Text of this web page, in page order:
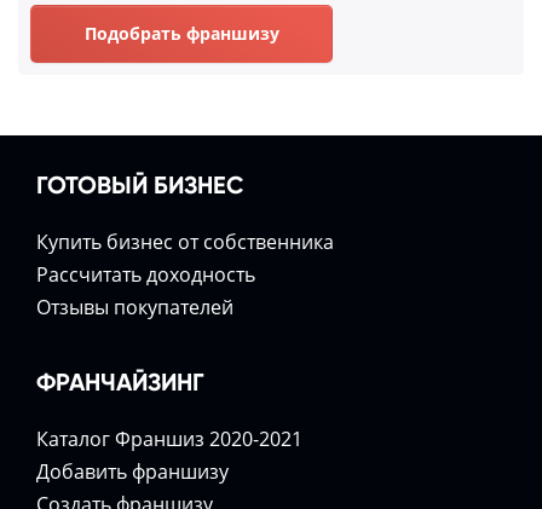
Подобрать франшизу
ГОТОВЫЙ БИЗНЕС
Купить бизнес от собственника
Расcчитать доходность
Отзывы покупателей
ФРАНЧАЙЗИНГ
Каталог Франшиз 2020-2021
Добавить франшизу